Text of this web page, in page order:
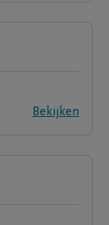
Bekijken